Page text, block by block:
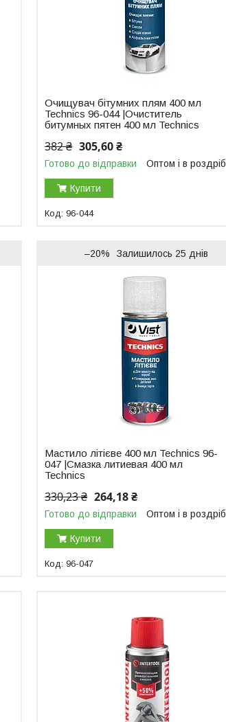
Очищувач бітумних плям 400 мл
Technics 96-044 |Очиститель
битумных пятен 400 мл Technics
382 ₴ 305,60 ₴
Готово до відправки Оптом і в роздріб
Купити
96-044
–20% Залишилось 25 днів
Мастило літієве 400 мл Technics 96-
047 |Смазка литиевая 400 мл
Technics
330,23 ₴ 264,18 ₴
Готово до відправки Оптом і в роздріб
Купити
96-047